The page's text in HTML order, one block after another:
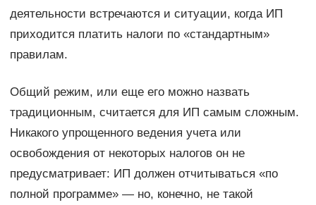
деятельности встречаются и ситуации, когда ИП
приходится платить налоги по «стандартным»
правилам.
Общий режим, или еще его можно назвать
традиционным, считается для ИП самым сложным.
Никакого упрощенного ведения учета или
освобождения от некоторых налогов он не
предусматривает: ИП должен отчитываться «по
полной программе» — но, конечно, не такой